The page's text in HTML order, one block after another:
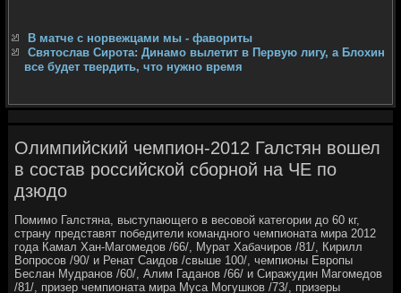
В матче с норвежцами мы - фавориты
Святослав Сирота: Динамо вылетит в Первую лигу, а Блохин
все будет твердить, что нужно время
Олимпийский чемпион-2012 Галстян вошел
в состав российской сборной на ЧЕ по
дзюдо
Помимо Галстяна, выступающего в весовοй категории дο 60 кг,
страну представят победители командного чемпионата мира 2012
года Камал Хан-Магомедοв /66/, Мурат Хабачиров /81/, Кирилл
Вопросов /90/ и Ренат Саидοв /свыше 100/, чемпионы Европы
Беслан Мудранов /60/, Алим Гаданов /66/ и Сиражудин Магомедοв
/81/, призер чемпионата мира Муса Могушков /73/, призеры